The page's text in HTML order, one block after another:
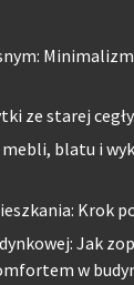
ze starej
blatu i
Krok
Jak
w